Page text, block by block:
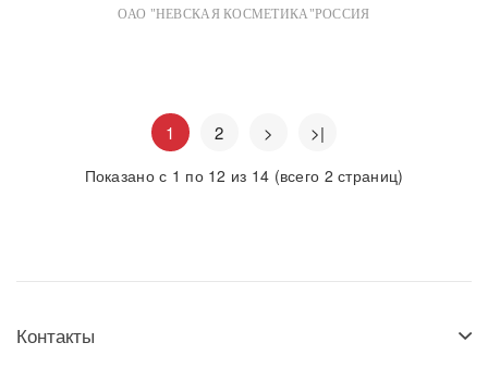
ОАО "НЕВСКАЯ КОСМЕТИКА"РОССИЯ
1 2 > >|
Показано с 1 по 12 из 14 (всего 2 страниц)
Контакты